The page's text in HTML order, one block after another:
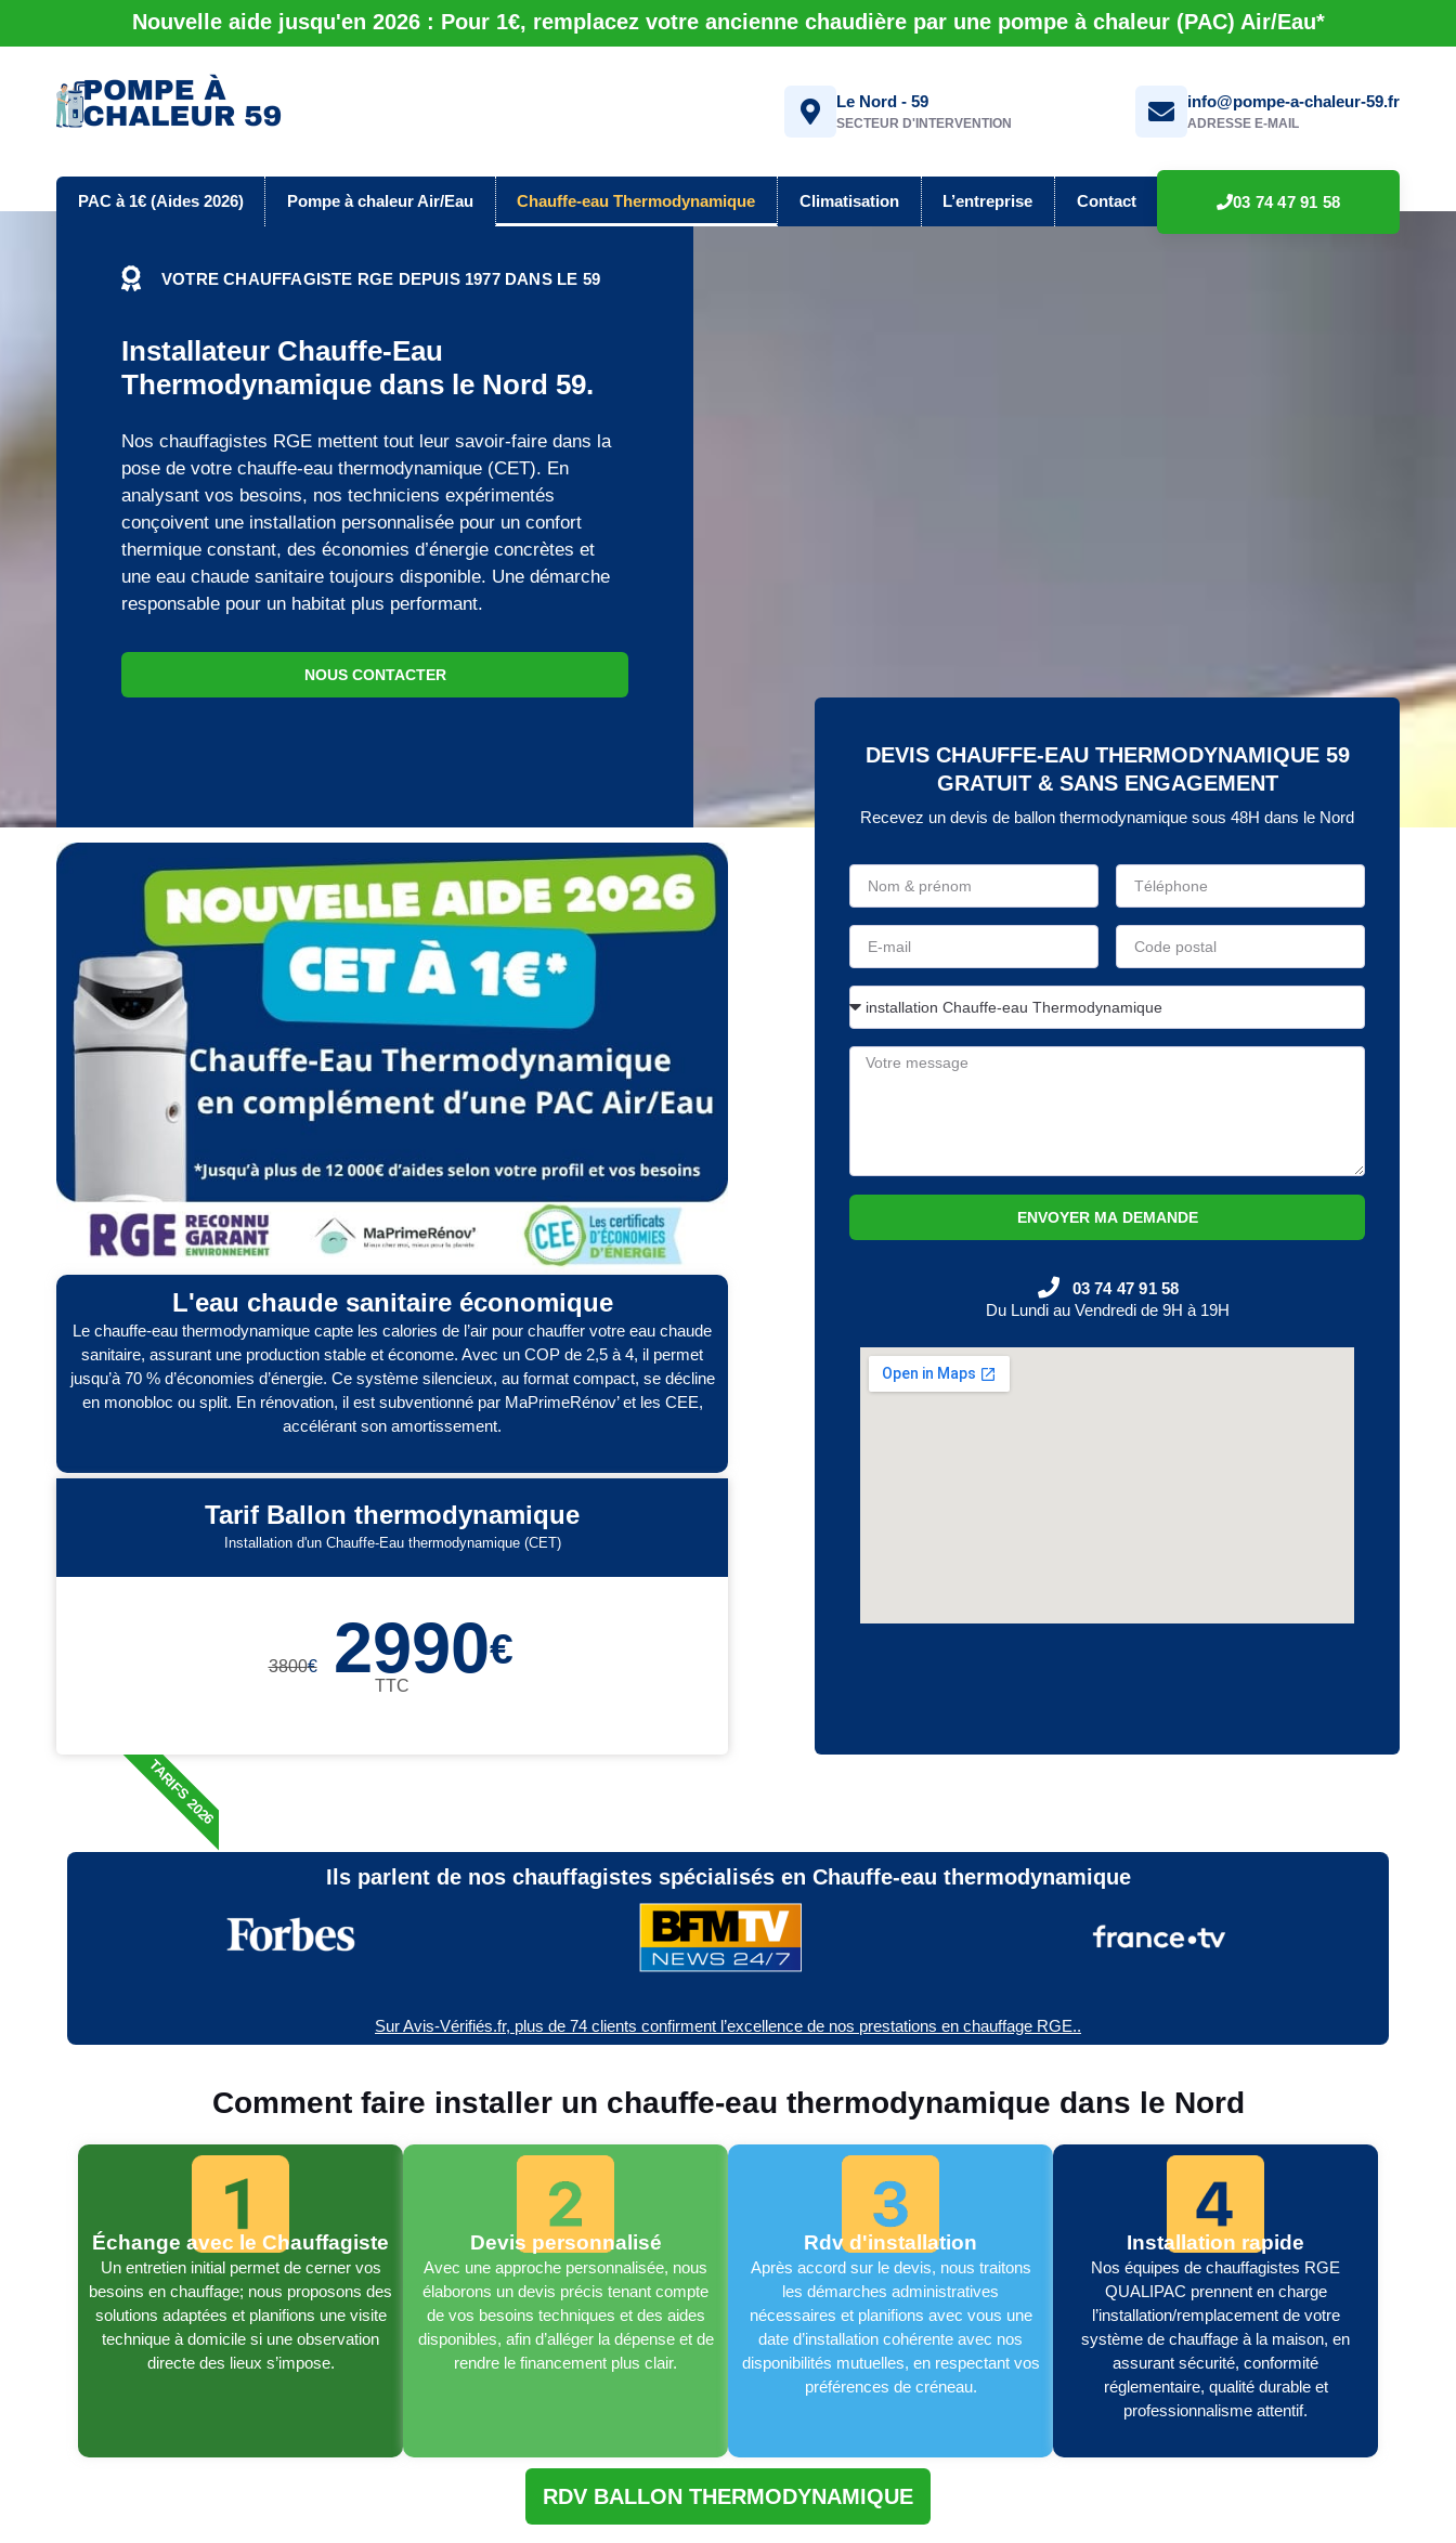
Nouvelle aide jusqu'en 2026 : Pour 1€, remplacez votre ancienne chaudière par une pompe à chaleur (PAC) Air/Eau*
Le Nord - 59
SECTEUR D'INTERVENTION
info@pompe-a-chaleur-59.fr
ADRESSE E-MAIL
PAC à 1€ (Aides 2026) Pompe à chaleur Air/Eau Chauffe-eau Thermodynamique Climatisation L’entreprise Contact 03 74 47 91 58
VOTRE CHAUFFAGISTE RGE DEPUIS 1977 DANS LE 59
Installateur Chauffe-Eau
Thermodynamique dans le Nord 59.
Nos chauffagistes RGE mettent tout leur savoir-faire dans la
pose de votre chauffe-eau thermodynamique (CET). En
analysant vos besoins, nos techniciens expérimentés
conçoivent une installation personnalisée pour un confort
thermique constant, des économies d’énergie concrètes et
une eau chaude sanitaire toujours disponible. Une démarche
responsable pour un habitat plus performant.
NOUS CONTACTER
L'eau chaude sanitaire économique
Le chauffe-eau thermodynamique capte les calories de l’air pour chauffer votre eau chaude
sanitaire, assurant une production stable et économe. Avec un COP de 2,5 à 4, il permet
jusqu’à 70 % d’économies d’énergie. Ce système silencieux, au format compact, se décline
en monobloc ou split. En rénovation, il est subventionné par MaPrimeRénov’ et les CEE,
accélérant son amortissement.
Tarif Ballon thermodynamique
Installation d'un Chauffe-Eau thermodynamique (CET)
3800€ 2990€
TTC
TARIFS 2026
DEVIS CHAUFFE-EAU THERMODYNAMIQUE 59
GRATUIT & SANS ENGAGEMENT
Recevez un devis de ballon thermodynamique sous 48H dans le Nord
ENVOYER MA DEMANDE
03 74 47 91 58
Du Lundi au Vendredi de 9H à 19H
Ils parlent de nos chauffagistes spécialisés en Chauffe-eau thermodynamique
Sur Avis-Vérifiés.fr, plus de 74 clients confirment l’excellence de nos prestations en chauffage RGE..
Comment faire installer un chauffe-eau thermodynamique dans le Nord
Échange avec le Chauffagiste
Un entretien initial permet de cerner vos
besoins en chauffage; nous proposons des
solutions adaptées et planifions une visite
technique à domicile si une observation
directe des lieux s’impose.
Devis personnalisé
Avec une approche personnalisée, nous
élaborons un devis précis tenant compte
de vos besoins techniques et des aides
disponibles, afin d’alléger la dépense et de
rendre le financement plus clair.
Rdv d'installation
Après accord sur le devis, nous traitons
les démarches administratives
nécessaires et planifions avec vous une
date d’installation cohérente avec nos
disponibilités mutuelles, en respectant vos
préférences de créneau.
Installation rapide
Nos équipes de chauffagistes RGE
QUALIPAC prennent en charge
l’installation/remplacement de votre
système de chauffage à la maison, en
assurant sécurité, conformité
réglementaire, qualité durable et
professionnalisme attentif.
RDV BALLON THERMODYNAMIQUE